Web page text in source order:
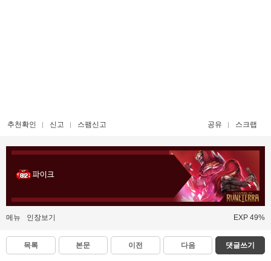
추천확인 신고 스팸신고 공유 스크랩
파이크
메뉴 인장보기 EXP 49%
목록 본문 이전 다음 댓글쓰기